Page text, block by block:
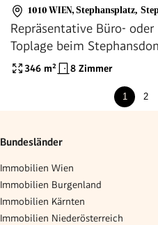
1010 WIEN, Stephansplatz, Stephansdom,
Repräsentative Büro- oder
Toplage beim
346 m² 8 Zimmer
1 2
Bundesländer
Immobilien Wien
Immobilien Burgenland
Immobilien Kärnten
Immobilien Niederösterreich